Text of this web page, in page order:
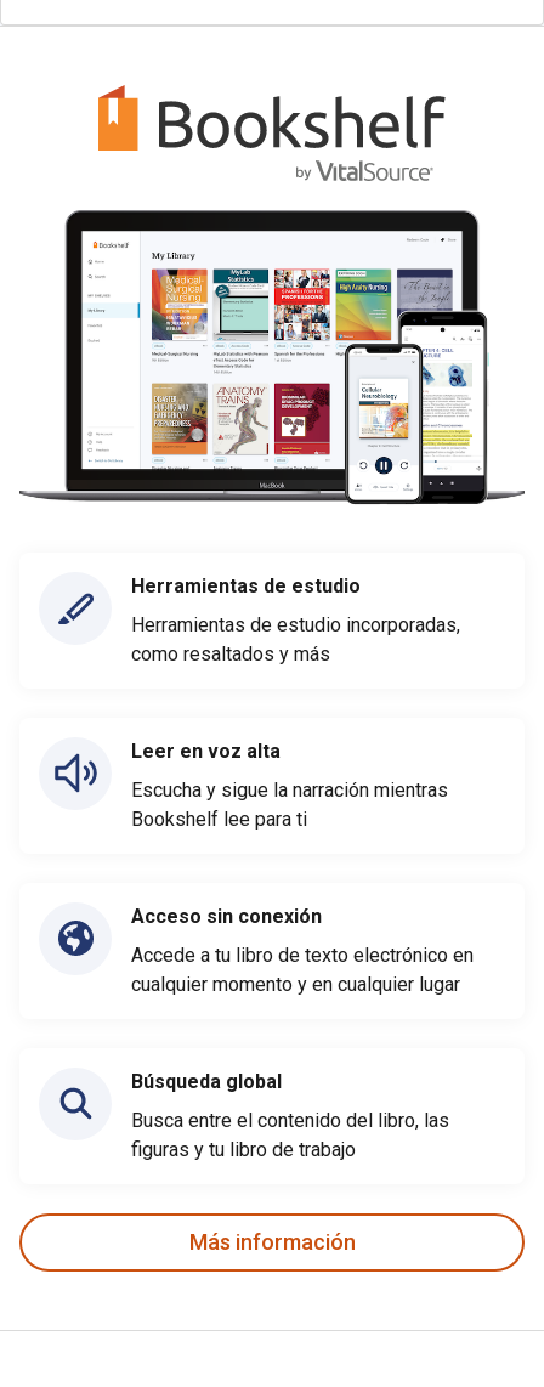
Herramientas de estudio
Herramientas de estudio incorporadas,
como resaltados y más
Leer en voz alta
Escucha y sigue la narración mientras
Bookshelf lee para ti
Acceso sin conexión
Accede a tu libro de texto electrónico en
cualquier momento y en cualquier lugar
Búsqueda global
Busca entre el contenido del libro, las
figuras y tu libro de trabajo
Más información